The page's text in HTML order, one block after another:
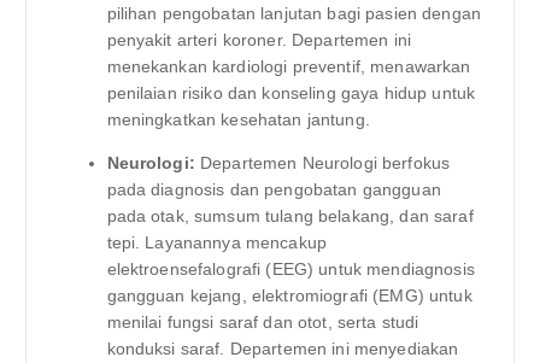
pilihan pengobatan lanjutan bagi pasien dengan
penyakit arteri koroner. Departemen ini
menekankan kardiologi preventif, menawarkan
penilaian risiko dan konseling gaya hidup untuk
meningkatkan kesehatan jantung.
Neurologi: Departemen Neurologi berfokus
pada diagnosis dan pengobatan gangguan
pada otak, sumsum tulang belakang, dan saraf
tepi. Layanannya mencakup
elektroensefalografi (EEG) untuk mendiagnosis
gangguan kejang, elektromiografi (EMG) untuk
menilai fungsi saraf dan otot, serta studi
konduksi saraf. Departemen ini menyediakan